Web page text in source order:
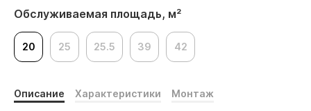
Обслуживаемая площадь, м²
20 25 25.5 39 42
Описание Характеристики Монтаж